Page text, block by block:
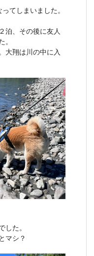
てしまいました。
泊、その後に友人
大翔は川の中に入
た。
マシ？